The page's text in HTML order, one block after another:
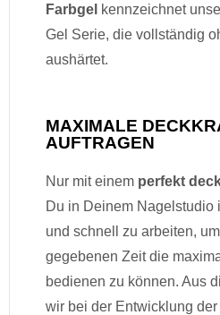
Farbgel kennzeichnet
Gel Serie, die vollständig
aushärtet.
MAXIMALE
AUFTRAGEN
Nur mit einem perfekt
Du in Deinem Nagelstudio
und schnell zu arbeiten,
gegebenen Zeit die
bedienen zu können. Aus
wir bei der Entwicklung der